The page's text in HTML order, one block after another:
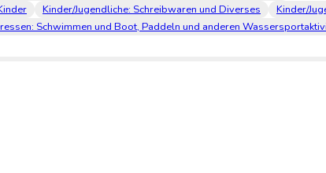
Kinder/Jugendliche: Schreibwaren und Diverses
Kinder/
Schwimmen und Boot, Paddeln und anderen